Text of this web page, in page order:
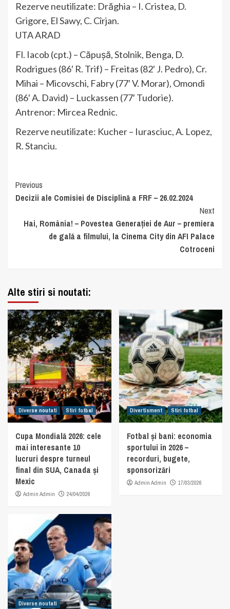
Rezerve neutilizate: Drăghia – I. Cristea, D.
Grigore, El Sawy, C. Cîrjan.
UTA ARAD
Fl. Iacob (cpt.) – Căpușă, Stolnik, Benga, D.
Rodrigues (86′ R. Trif) – Freitas (82′ J. Pedro), Cr.
Mihai – Micovschi, Fabry (77′ V. Morar), Omondi
(86′ A. David) – Luckassen (77′ Tudorie).
Antrenor: Mircea Rednic.
Rezerve neutilizate: Kucher – Iurasciuc, A. Lopez,
R. Stanciu.
Continue
Reading
Previous
Decizii ale Comisiei de Disciplină a FRF – 26.02.2024
Next
Hai, România! – Povestea Generației de Aur – premiera
de gală a filmului, la Cinema City din AFI Palace
Cotroceni
Alte stiri si noutati:
Diverse noutati Stiri fotbal
Cupa Mondială 2026: cele
mai interesante 10
lucruri despre turneul
final din SUA, Canada și
Mexic
Admin Admin 24/04/2026
Divertisment Stiri fotbal
Fotbal și bani: economia
sportului în 2026 –
recorduri, bugete,
sponsorizări
Admin Admin 17/03/2026
Diverse noutati